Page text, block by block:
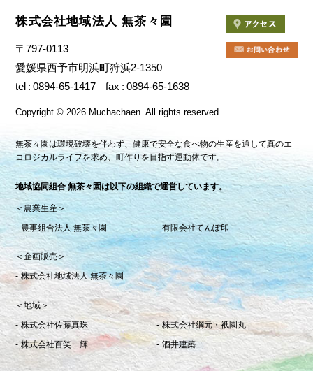
株式会社地域法人 無茶々園
〒797-0113
愛媛県西予市明浜町狩浜2-1350
tel
0894-65-1417 fax 0894-65-1638
Copyright© 2026 Muchachaen.All rights reserved.
無茶々園は環境破壊を伴わず、健康で安全な食べ物の生産を通して真のエ
コロジカルライフを求め、町作りを目指す運動体です。
地域協同組合 無茶々園は以下の組織で運営しています。
＜農業生産＞
農事組合法人 無茶々園
有限会社てんぽ印
＜企画販売＞
株式会社地域法人 無茶々園
＜地域＞
株式会社佐藤真珠
株式会社綱元・祇園丸
株式会社百笑一輝
酒井建築